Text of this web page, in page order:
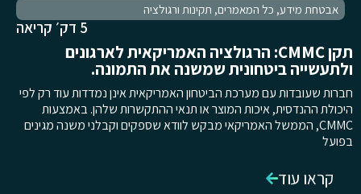
אבטחת מידע, כל המאמרים, תקינות ורגולציה
5 דק׳ קריאה
תקן CMMC: הרגולציה האמריקאית לארגונים
ולתעשייה ביטחונית שמשנה את התמונה.
חברות שעובדות עם מערכת הביטחון האמריקאית אינן נמדדות עוד רק לפי
היכולת ההנדסית, איכות המוצר או תנאי ההתקשרות שלהן. באמצעות
CMMC, הממשל האמריקאי מבקש לוודא שספקים וקבלני משנה מגינים
בפועל
קראו עוד